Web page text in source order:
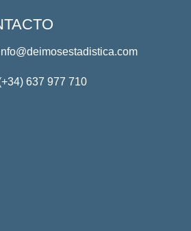
637 977 710